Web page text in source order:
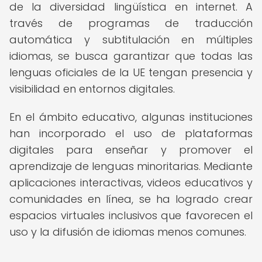
de la diversidad lingüística en internet. A
través de programas de traducción
automática y subtitulación en múltiples
idiomas, se busca garantizar que todas las
lenguas oficiales de la UE tengan presencia y
visibilidad en entornos digitales.
En el ámbito educativo, algunas instituciones
han incorporado el uso de plataformas
digitales para enseñar y promover el
aprendizaje de lenguas minoritarias. Mediante
aplicaciones interactivas, videos educativos y
comunidades en línea, se ha logrado crear
espacios virtuales inclusivos que favorecen el
uso y la difusión de idiomas menos comunes.